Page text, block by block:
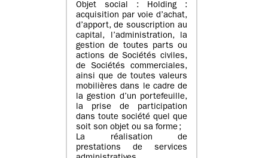
Objet social : Holding :
acquisition par voie d’achat,
d’apport, de souscription au
capital, l’administration, la
gestion de toutes parts ou
actions de Sociétés civiles,
de Sociétés commerciales,
ainsi que de toutes valeurs
mobilières dans le cadre de
la gestion d’un portefeuille,
la prise de participation
dans toute société quel que
soit son objet ou sa forme ;
La réalisation de
prestations de services